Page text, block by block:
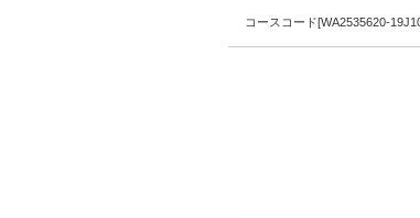
コースコード[WA2535620-